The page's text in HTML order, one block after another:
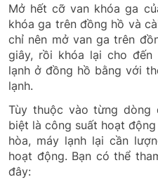
Mở hết cỡ van khóa ga
khóa ga trên đồng hồ và
chỉ nên mở van ga trên
giây, rồi khóa lại cho
lạnh ở đồng hồ bằng với
lạnh.
Tùy thuộc vào từng dòng
biệt là công suất hoạt
hòa, máy lạnh lại cần
hoạt động. Bạn có thể
đây: